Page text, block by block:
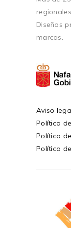
Diseños
marcas.
Aviso
Política
Política
Política